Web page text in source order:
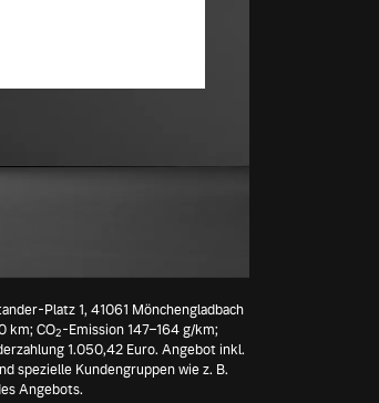
Platz 1, 41061 Mönchengladbach
km; CO2-Emission 147–164 g/km;
1.050,42 Euro. Angebot inkl.
spezielle Kundengruppen wie z. B.
Angebots.